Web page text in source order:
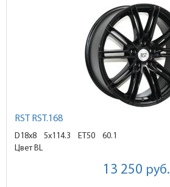
RST RST.168
D18x8 5x114.3 ET50
60.1
Цвет BL
13 250 руб.